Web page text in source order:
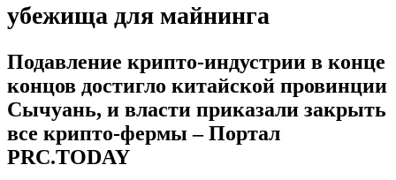
убежища для майнинга
Подавление крипто-индустрии в конце
концов достигло китайской провинции
Сычуань, и власти приказали закрыть
все крипто-фермы – Портал
PRC.TODAY